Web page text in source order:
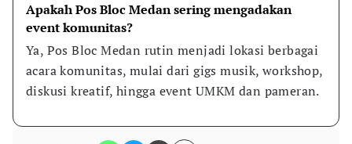
Apakah Pos Bloc Medan sering mengadakan
event komunitas?
Ya, Pos Bloc Medan rutin menjadi lokasi berbagai
acara komunitas, mulai dari gigs musik, workshop,
diskusi kreatif, hingga event UMKM dan pameran.